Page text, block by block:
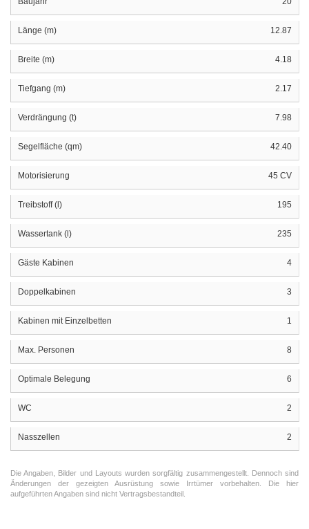
Länge (m) 12.87
Breite (m) 4.18
Tiefgang (m) 2.17
Verdrängung (t) 7.98
Segelfläche (qm) 42.40
Motorisierung 45 CV
Treibstoff (l) 195
Wassertank (l) 235
Gäste Kabinen 4
Doppelkabinen 3
Kabinen mit Einzelbetten 1
Max. Personen 8
Optimale Belegung 6
WC 2
Nasszellen 2
Die Angaben, Bilder und Layouts wurden sorgfältig zusammengestellt. Dennoch sind
Änderungen der gezeigten Ausrüstung sowie Irrtümer vorbehalten. Die hier
aufgeführten Angaben sind nicht Vertragsbestandteil.